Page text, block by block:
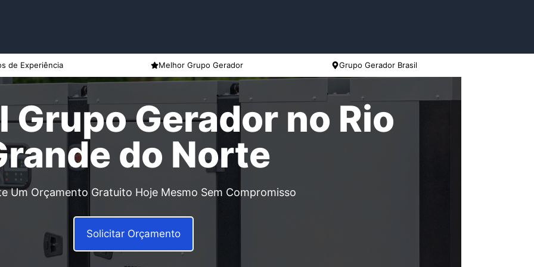
de Experiência Melhor Grupo Gerador Grupo Gerador Brasil
Grupo Gerador no Rio
do Norte
Um Orçamento Gratuito Hoje Mesmo Sem Compromisso
Solicitar Orçamento